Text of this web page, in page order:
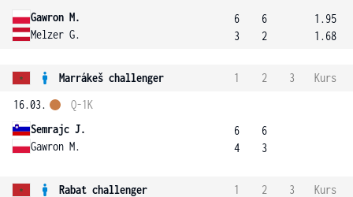
Gawron M.
Melzer G.
6
3
6
2
1.95
1.68
Marrákeš challenger 1 2 3
Kurs
16.03.
Semrajc J.
Gawron M.
Q-1K
6
4
6
3
Rabat challenger 1 2 3
Kurs